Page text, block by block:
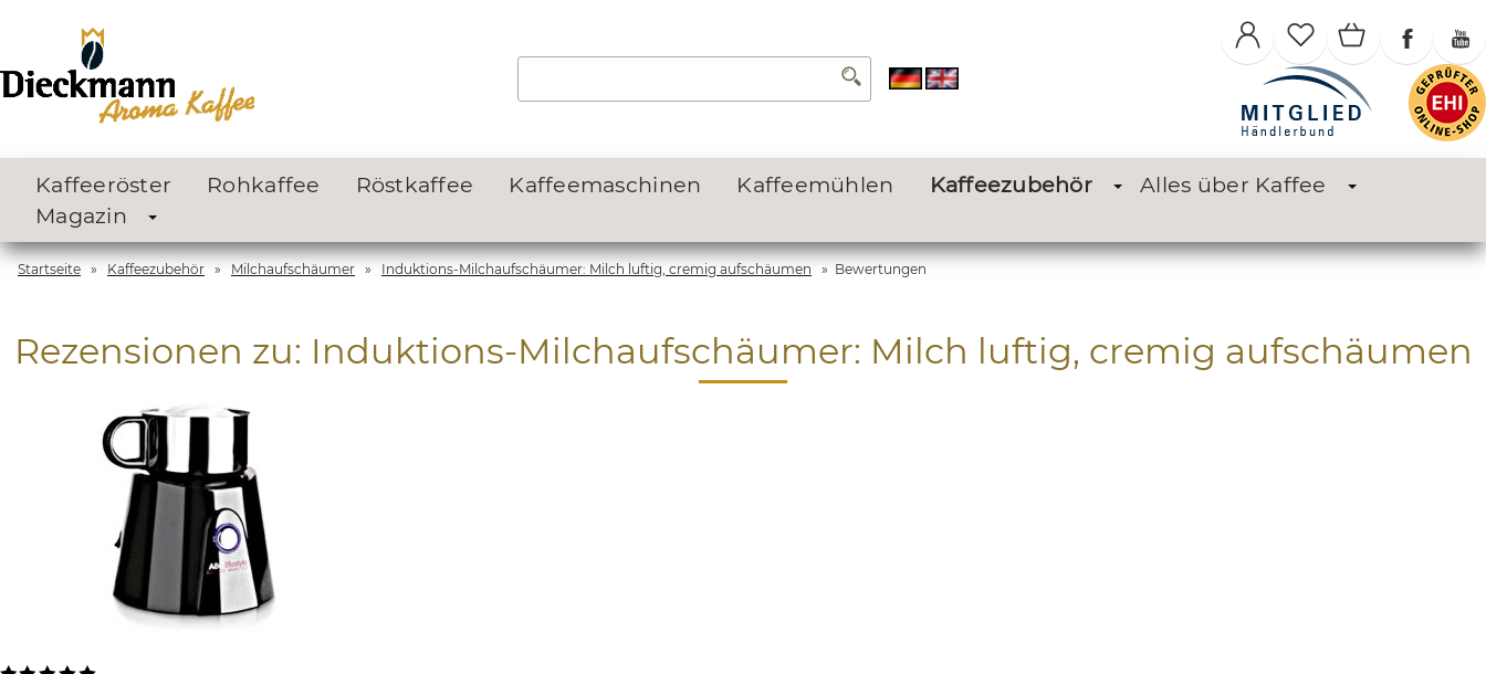
Kaffeeröster Rohkaffee Röstkaffee Kaffeemaschinen Kaffeemühlen Kaffeezubehör
Alles über Kaffee
Magazin
Startseite » Kaffeezubehör » Milchaufschäumer » Induktions-Milchaufschäumer: Milch luftig, cremig aufschäumen » Bewertungen
Rezensionen zu: Induktions-Milchaufschäumer: Milch luftig, cremig aufschäumen